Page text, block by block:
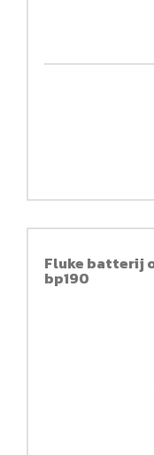
Fluke batterij
bp190